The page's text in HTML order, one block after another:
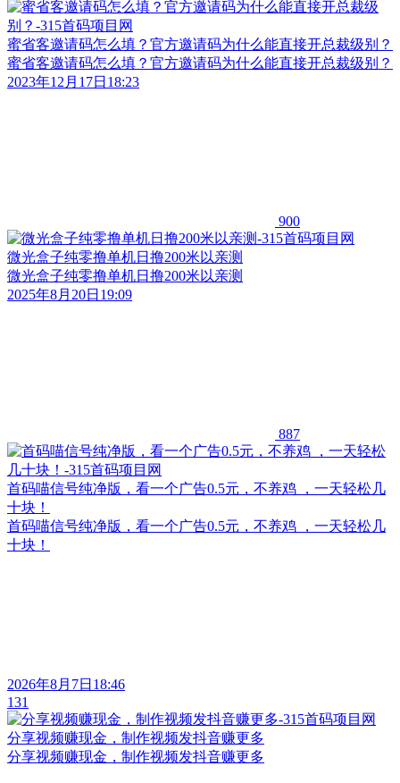
蜜省客邀请码怎么填？官方邀请码为什么能直接开总裁级别？
蜜省客邀请码怎么填？官方邀请码为什么能直接开总裁级别？
2023年12月17日18:23
900
微光盒子纯零撸单机日撸200米以亲测
微光盒子纯零撸单机日撸200米以亲测
2025年8月20日19:09
887
首码喵信号纯净版，看一个广告0.5元，不养鸡 ，一天轻松几
十块！
首码喵信号纯净版，看一个广告0.5元，不养鸡 ，一天轻松几
十块！
2026年8月7日18:46
131
分享视频赚现金，制作视频发抖音赚更多
分享视频赚现金，制作视频发抖音赚更多